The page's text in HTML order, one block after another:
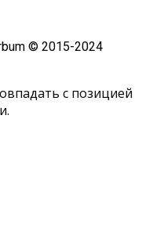
© 2015-2024
с позицией